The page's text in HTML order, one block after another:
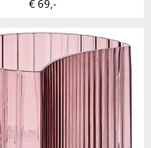
€ 69,-